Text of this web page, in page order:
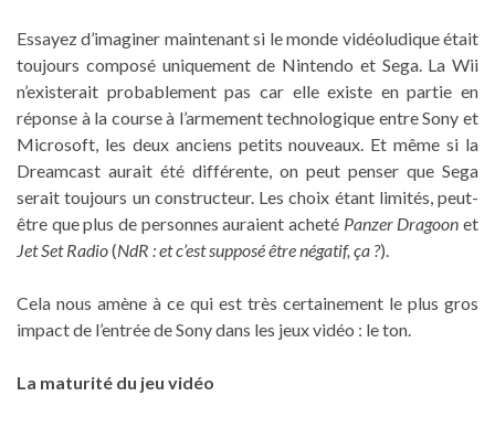
Essayez d’imaginer maintenant si le monde vidéoludique était
toujours composé uniquement de Nintendo et Sega. La Wii
n’existerait probablement pas car elle existe en partie en
réponse à la course à l’armement technologique entre Sony et
Microsoft, les deux anciens petits nouveaux. Et même si la
Dreamcast aurait été différente, on peut penser que Sega
serait toujours un constructeur. Les choix étant limités, peut-
être que plus de personnes auraient acheté Panzer Dragoon et
Jet Set Radio(NdR : et c’est supposé être négatif, ça ?).
Cela nous amène à ce qui est très certainement le plus gros
impact de l’entrée de Sony dans les jeux vidéo : le ton.
La maturité du jeu vidéo